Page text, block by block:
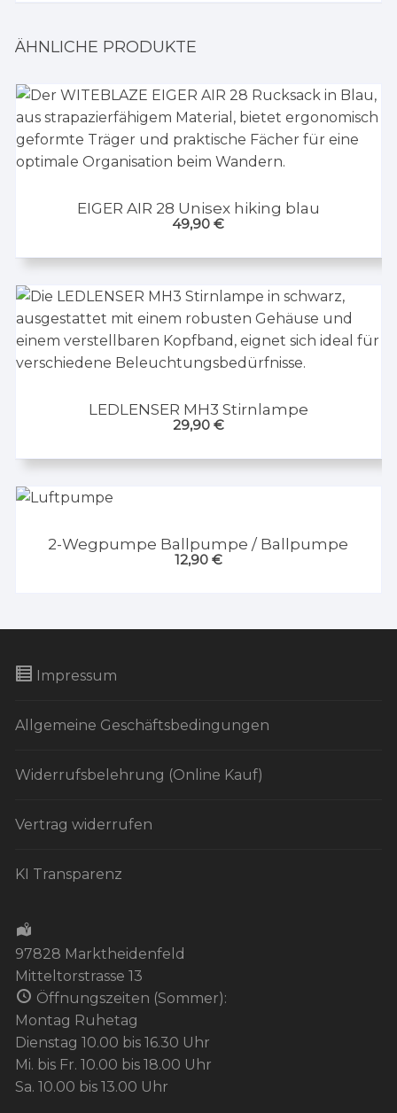
ÄHNLICHE PRODUKTE
EIGER AIR 28 Unisex hiking blau
49,90€
LEDLENSER MH3 Stirnlampe
29,90 €
2-Wegpumpe Ballpumpe / Ballpumpe
12,90 €
Impressum
Allgemeine Geschäftsbedingungen
Widerrufsbelehrung (Online Kauf)
Vertrag widerrufen
KI Transparenz
97828 Marktheidenfeld
Mitteltorstrasse 13
Öffnungszeiten (Sommer):
Montag Ruhetag
Dienstag 10.00 bis 16.30 Uhr
Mi. bis Fr. 10.00 bis 18.00 Uhr
Sa. 10.00 bis 13.00 Uhr